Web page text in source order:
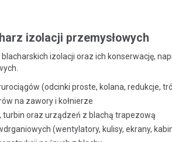
izolacji przemysłowych
izolacji oraz ich konserwację,
(odcinki proste, kolana, redukcje,
na zawory i kołnierze
turbin oraz urządzeń z blachą trapezową
(wentylatory, kulisy, ekrany,